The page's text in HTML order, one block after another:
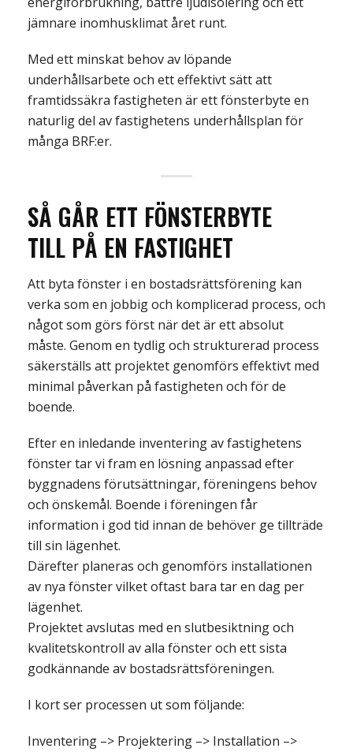
jämnare inomhusklimat året runt.
Med ett minskat behov av löpande
underhållsarbete och ett effektivt sätt att
framtidssäkra fastigheten är ett fönsterbyte en
naturlig del av fastighetens underhållsplan för
många BRF:er.
SÅ GÅR ETT FÖNSTERBYTE
TILL PÅ EN FASTIGHET
Att byta fönster i en bostadsrättsförening kan
verka som en jobbig och komplicerad process, och
något som görs först när det är ett absolut
måste. Genom en tydlig och strukturerad process
säkerställs att projektet genomförs effektivt med
minimal påverkan på fastigheten och för de
boende.
Efter en inledande inventering av fastighetens
fönster tar vi fram en lösning anpassad efter
byggnadens förutsättningar, föreningens behov
och önskemål. Boende i föreningen får
information i god tid innan de behöver ge tillträde
till sin lägenhet.
Därefter planeras och genomförs installationen
av nya fönster vilket oftast bara tar en dag per
lägenhet.
Projektet avslutas med en slutbesiktning och
kvalitetskontroll av alla fönster och ett sista
godkännande av bostadsrättsföreningen.
I kort ser processen ut som följande:
Inventering –> Projektering –> Installation –>